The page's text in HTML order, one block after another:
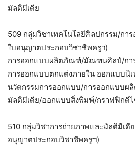
มัลติมีเดีย
509 กลุ่มวิชาเทคโนโลยีศิลปกรรม/กา
ใบอนุญาตประกอบวิชาชีพครูฯ)
การออกแบบผลิตภัณฑ์/มัณฑนศิลป์/ก
การออกแบบตกแต่งภายใน ออกแบบนิเ
นวัตกรรมการออกแบบ/การออกแบบ
มัลติมีเดีย/ออกแบบสิ่งพิมพ์/กราฟฟิกดี
510 กลุ่มวิชาการถ่ายภาพและมัลติมีเดี
อนุญาตประกอบวิชาชีพครูฯ)